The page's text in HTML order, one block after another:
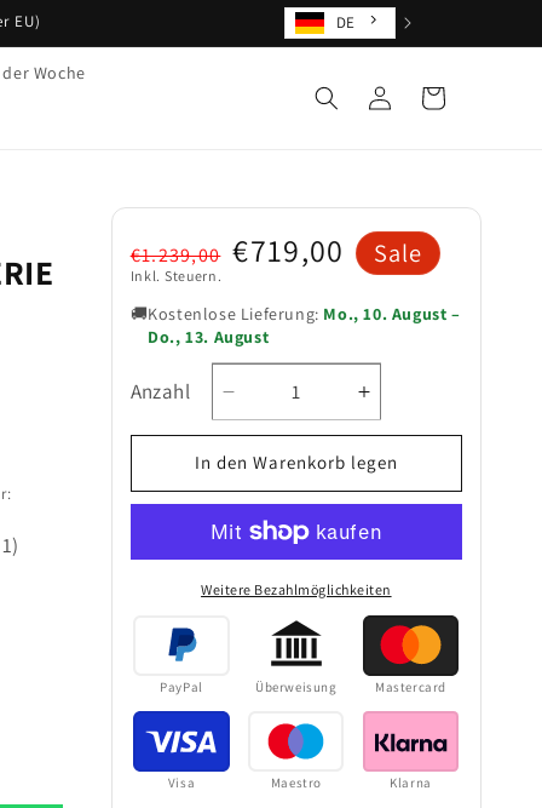
EU) DE
Woche
EinloggenWarenkorb
Normaler
Preis
€1.239,00
Verkaufspreis€719,00 Sale
Inkl. Steuern.
🚚Kostenlose Lieferung: Mo., 10. August –
Do., 13. August
Anzahl
Anzahl
Verringere
die
Menge
für
Roomart
Waschmaschinenschrank
SERIE
1
für
Maschinen
Hochschrank,
Erhöhe
die
für
Roomart
SERIE
1
für
Maschinen
mit
Hochschrank,
194
cm,
In den Warenkorb legen
Weitere Bezahlmöglichkeiten
Zahlungsmethoden
PayPal Überweisung Mastercard
Visa Maestro Klarna